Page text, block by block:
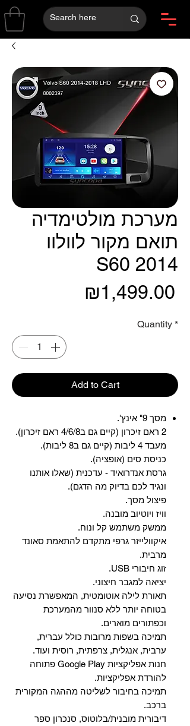
מערכת מולטימדיה
תואם מקור לוולוו
S60 2014
₪1,499.00
Quantity *
Add to Cart
מסך 9" אינץ'.
2 ראם זיכרון (קיים גם ב4/6/8 ראם זיכרון).
מעבד 4 ליבות (קיים גם ב8 ליבות).
כניסת סים (אופציה).
גרסת אנדרואיד - עדכנית (שאלו אותנו
ונגיד לכם בדיוק מה הדגם).
פיצול מסך.
וויז ויוטיוב מובנה.
ממשק משתמש קל ונוח.
איקוולייזר גרפי מתקדם להתאמת סאונד
מרבית.
זוג חיבורי USB.
יציאה למגבר חיצוני.
תאורת לילה אוטומטית, המאפשרת נסיעה
בטוחה יותר ללא סנוור מהמערכת
וכפתורים מוארים.
תמיכה בשפות מרובות כולל עברית,
ערבית, אנגלית, צרפתית, רוסית ועוד.
‏חנות אפליקציות Google Play פתוחה
להורדת אפליקציות.
‏תמיכה בחיבור לשליטה מההגה המקורית
ברכב.
‏דיבורית מובנית/בלוטוס, ‏סנכרון ספר